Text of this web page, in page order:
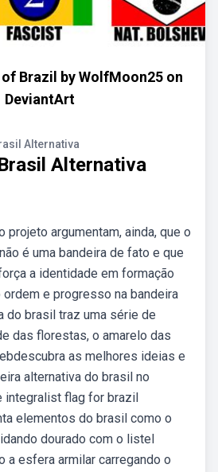
Brazil by WolfMoon25 on
DeviantArt
Alternativa
Alternativa
projeto argumentam, ainda, que o
é uma bandeira de fato e que
a identidade em formação
ordem e progresso na bandeira
do brasil traz uma série de
das florestas, o amarelo das
as melhores ideias e
alternativa do brasil no
integralist flag for brazil
elementos do brasil como o
dourado com o listel
a esfera armilar carregando o